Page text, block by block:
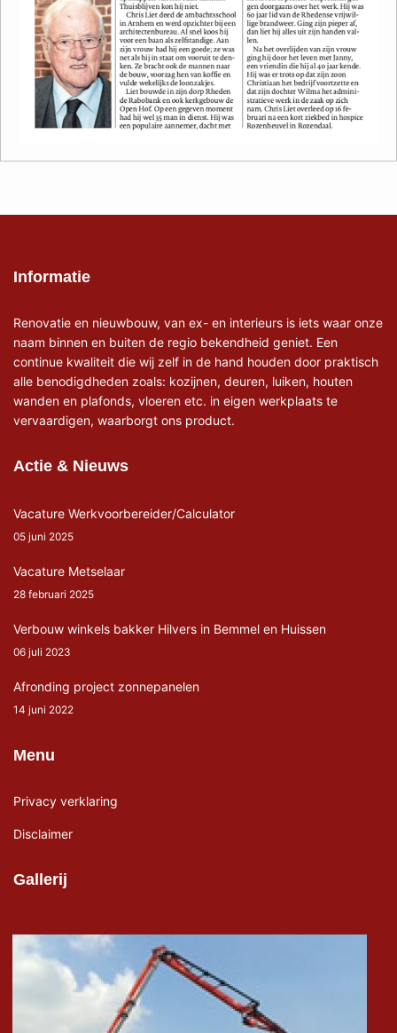
Informatie
Renovatie en nieuwbouw, van ex- en interieurs is iets waar onze
naam binnen en buiten de regio bekendheid geniet. Een
continue kwaliteit die wij zelf in de hand houden door praktisch
alle benodigdheden zoals: kozijnen, deuren, luiken, houten
wanden en plafonds, vloeren etc. in eigen werkplaats te
vervaardigen, waarborgt ons product.
Actie & Nieuws
Vacature Werkvoorbereider/Calculator
05 juni 2025
Vacature Metselaar
28 februari 2025
Verbouw winkels bakker Hilvers in Bemmel en Huissen
06 juli 2023
Afronding project zonnepanelen
14 juni 2022
Menu
Privacy verklaring
Disclaimer
Gallerij